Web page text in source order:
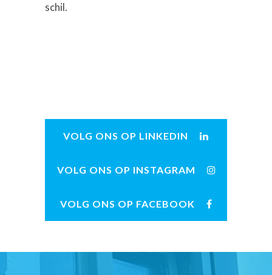
schil.
VOLG ONS OP LINKEDIN
VOLG ONS OP INSTAGRAM
VOLG ONS OP FACEBOOK